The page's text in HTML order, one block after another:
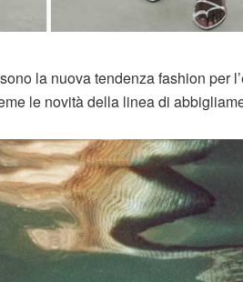
la nuova tendenza fashion per
le novità della linea di